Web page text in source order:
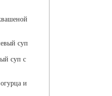
суп
суп с
и